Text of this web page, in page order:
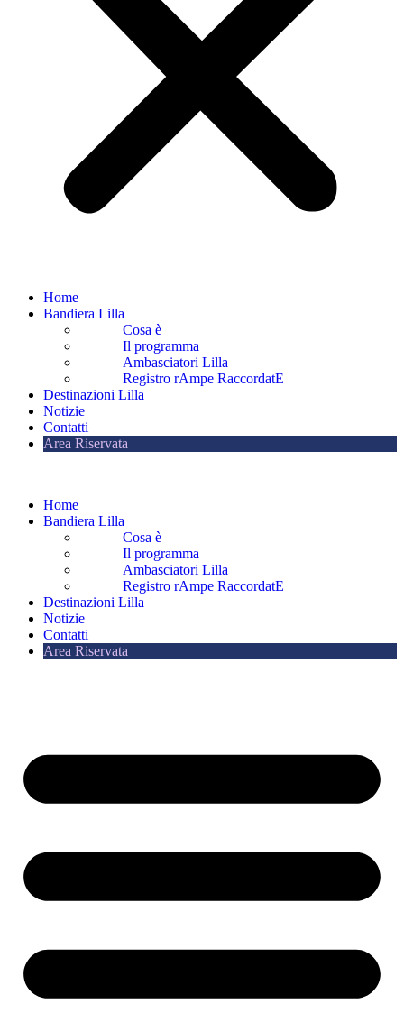
Home
Bandiera Lilla
Cosa è
Il programma
Ambasciatori Lilla
Registro rAmpe RaccordatE
Destinazioni Lilla
Notizie
Contatti
Area Riservata
Home
Bandiera Lilla
Cosa è
Il programma
Ambasciatori Lilla
Registro rAmpe RaccordatE
Destinazioni Lilla
Notizie
Contatti
Area Riservata